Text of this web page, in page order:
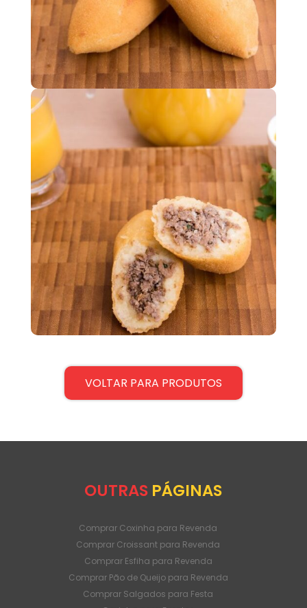
VOLTAR PARA PRODUTOS
OUTRAS PÁGINAS
Comprar Coxinha para Revenda
Comprar Croissant para Revenda
Comprar Esfiha para Revenda
Comprar Pão de Queijo para Revenda
Comprar Salgados para Festa